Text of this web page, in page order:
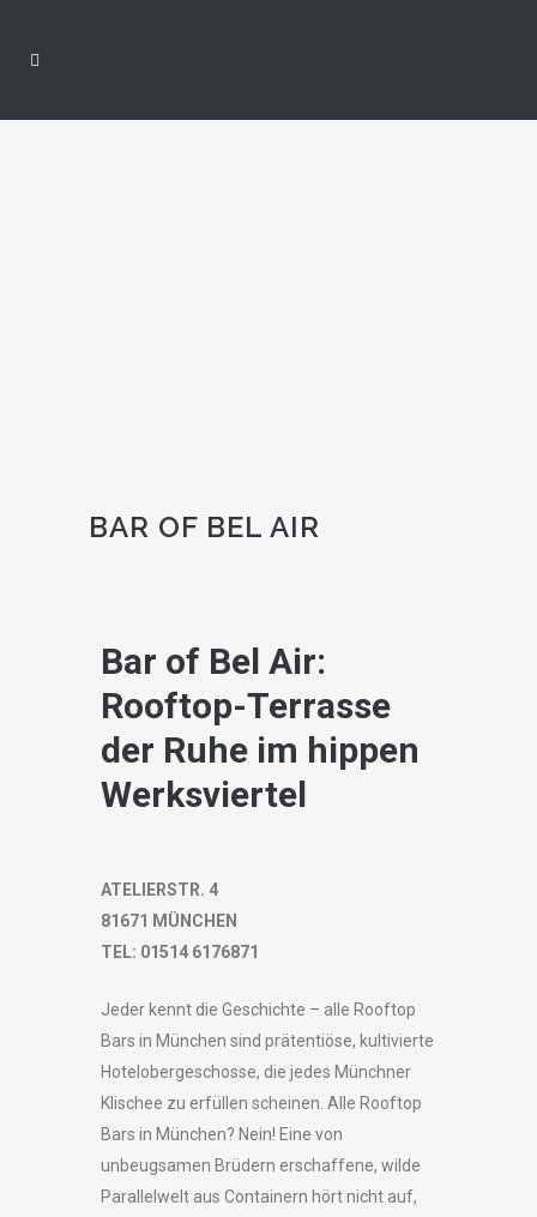
BAR OF BEL AIR
Bar of Bel Air:
Rooftop-Terrasse
der Ruhe im hippen
Werksviertel
ATELIERSTR. 4
81671 MÜNCHEN
TEL: 01514 6176871
Jeder kennt die Geschichte – alle Rooftop
Bars in München sind prätentiöse, kultivierte
Hotelobergeschosse, die jedes Münchner
Klischee zu erfüllen scheinen. Alle Rooftop
Bars in München? Nein! Eine von
unbeugsamen Brüdern erschaffene, wilde
Parallelwelt aus Containern hört nicht auf,